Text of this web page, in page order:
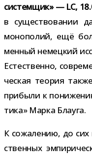
системщик»— LC,
в суще­ство­ва­нии
моно­по­лий, ещё
мен­ный немец­кий
Естественно,
че­ская тео­рия
при­были к
тика» Марка Блауга.
К сожа­ле­нию, до
ствен­ных